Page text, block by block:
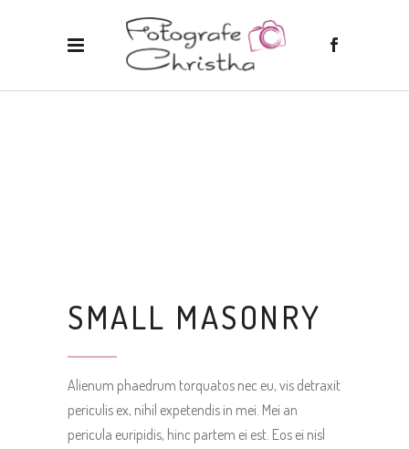
SMALL MASONRY
Alienum phaedrum torquatos nec eu, vis detraxit
periculis ex, nihil expetendis in mei. Mei an
pericula euripidis, hinc partem ei est. Eos ei nisl